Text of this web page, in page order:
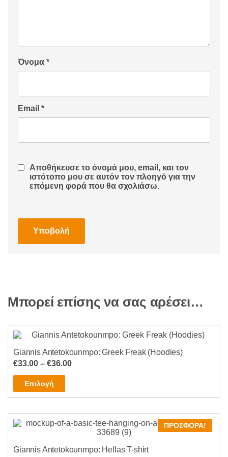
Όνομα *
Email *
Αποθήκευσε το όνομά μου, email, και τον
ιστότοπο μου σε αυτόν τον πλοηγό για την
επόμενη φορά που θα σχολιάσω.
Μπορεί επίσης να σας αρέσει…
Giannis Antetokounmpo: Greek Freak (Hoodies)
€33.00 – €36.00Price
through
€36.00
Επιλογή
το
πολλαπλές
Οι
ΠΡΟΣΦΟΡΆ!
Giannis Antetokounmpo: Hellas T-shirt